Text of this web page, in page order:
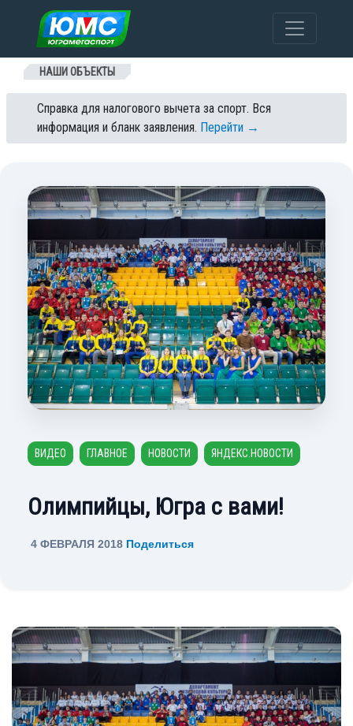
Перейти к содержанию
НАШИ ОБЪЕКТЫ
Справка для налогового вычета за спорт. Вся
информация и бланк заявления. Перейти →
ВИДЕО ГЛАВНОЕ НОВОСТИ ЯНДЕКС.НОВОСТИ
Олимпийцы, Югра с вами!
4 ФЕВРАЛЯ 2018 Поделиться